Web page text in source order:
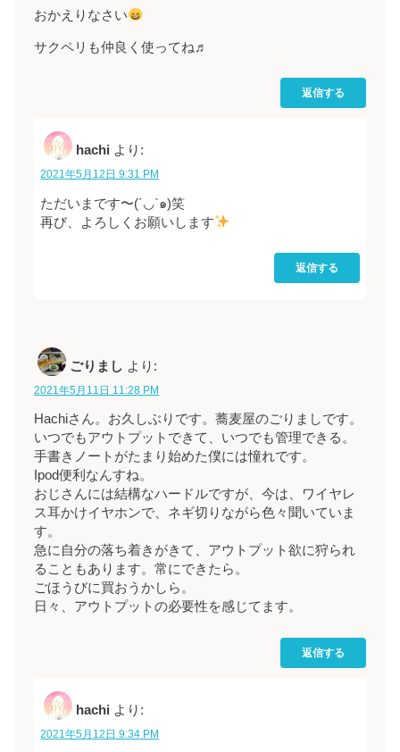
おかえりなさい
サクペリも仲良く使ってね♬
返信する
hachi より:
2021年5月12日 9:31 PM
ただいまです〜(´◡`๑)笑
再び、よろしくお願いします
返信する
ごりまし より:
2021年5月11日 11:28 PM
Hachiさん。お久しぶりです。蕎麦屋のごりましです。
いつでもアウトプットできて、いつでも管理できる。
手書きノートがたまり始めた僕には憧れです。
Ipod便利なんすね。
おじさんには結構なハードルですが、今は、ワイヤレ
ス耳かけイヤホンで、ネギ切りながら色々聞いていま
す。
急に自分の落ち着きがきて、アウトプット欲に狩られ
ることもあります。常にできたら。
ごほうびに買おうかしら。
日々、アウトプットの必要性を感じてます。
返信する
hachi より:
2021年5月12日 9:34 PM